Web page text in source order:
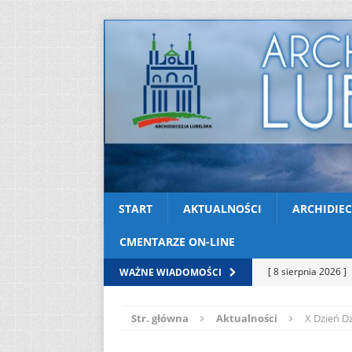
START AKTUALNOŚCI
CMENTARZE ON-LINE
WAŻNE WIADOMOŚCI [ 8 sierpnia 2026 ]
[ 8 sierpnia 2026 ]
Str. główna Aktualności X Dzień